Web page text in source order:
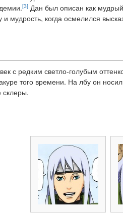
[3] Дан был описан как
мудрость, когда осмелился
с редким светло-голубым
того времени. На лбу он